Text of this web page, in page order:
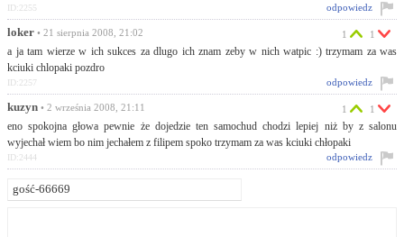
odpowiedz
ID:2255
loker • 21 sierpnia 2008, 21:02
a ja tam wierze w ich sukces za dlugo ich znam zeby w nich watpic :) trzymam za was
kciuki chlopaki pozdro
1 1
odpowiedz
ID:2257
kuzyn • 2 września 2008, 21:11
eno spokojna głowa pewnie że dojedzie ten samochud chodzi lepiej niż by z salonu
wyjechał wiem bo nim jechałem z filipem spoko trzymam za was kciuki chłopaki
1 1
odpowiedz
ID:2444